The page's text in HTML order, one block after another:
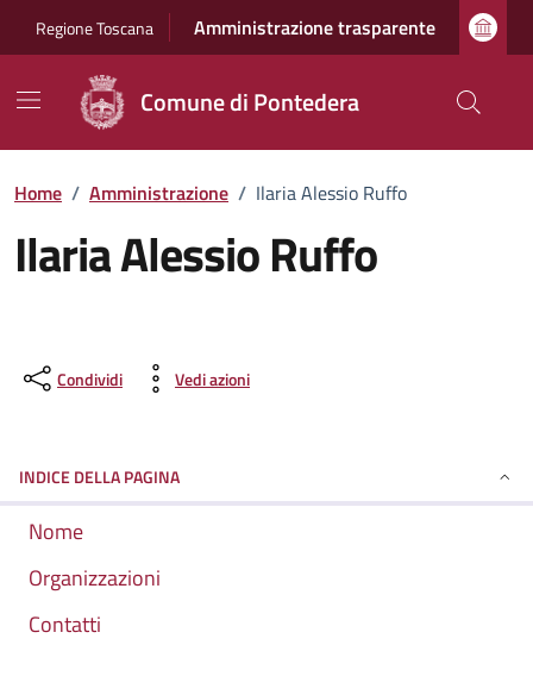
Regione Toscana Amministrazione trasparente
Comune di Pontedera
Home / Amministrazione / Ilaria Alessio Ruffo
Ilaria Alessio Ruffo
Condividi Vedi azioni
INDICE DELLA PAGINA
Nome
Organizzazioni
Contatti